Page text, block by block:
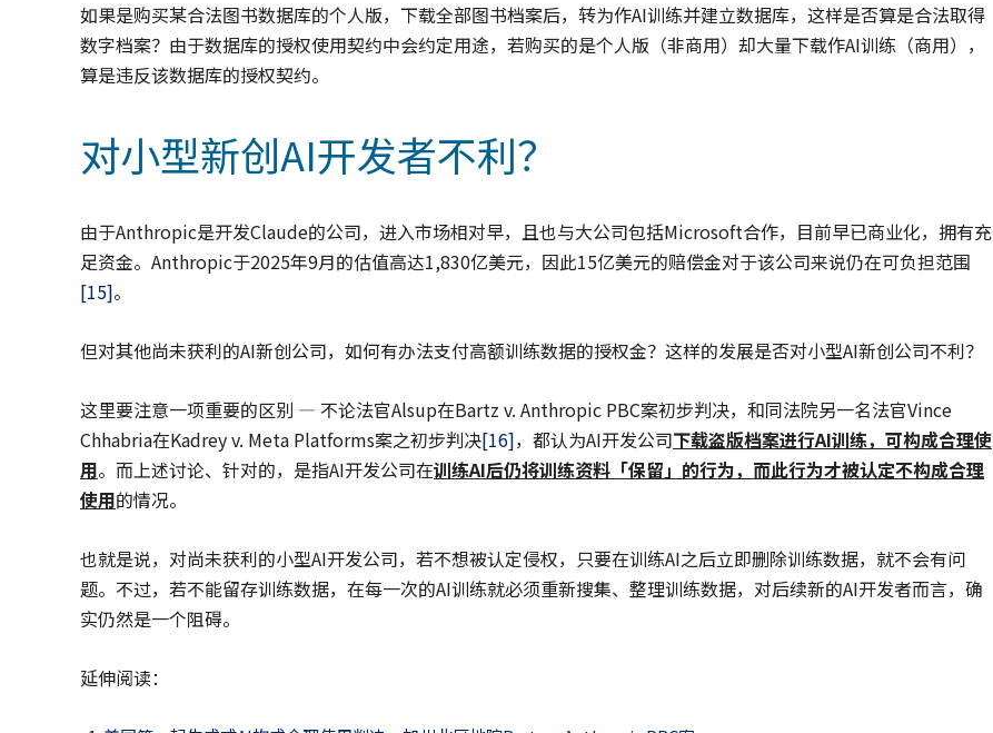
如果是购买某合法图书数据库的个人版，下载全部图书档案后，转为作AI训练并建立数据库，这样是否算是合法取得
数字档案？由于数据库的授权使用契约中会约定用途，若购买的是个人版（非商用）却大量下载作AI训练（商用），
算是违反该数据库的授权契约。
对小型新创AI开发者不利？
由于Anthropic是开发Claude的公司，进入市场相对早，且也与大公司包括Microsoft合作，目前早已商业化，拥有充
足资金。Anthropic于2025年9月的估值高达1,830亿美元，因此15亿美元的赔偿金对于该公司来说仍在可负担范围
[15]。
但对其他尚未获利的AI新创公司，如何有办法支付高额训练数据的授权金？这样的发展是否对小型AI新创公司不利？
这里要注意一项重要的区别 — 不论法官Alsup在Bartz v. Anthropic PBC案初步判决，和同法院另一名法官Vince
Chhabria在Kadrey v. Meta Platforms案之初步判决[16]，都认为AI开发公司下载盗版档案进行AI训练，可构成合理使
用。而上述讨论、针对的，是指AI开发公司在训练AI后仍将训练资料「保留」的行为，而此行为才被认定不构成合理
使用的情况。
也就是说，对尚未获利的小型AI开发公司，若不想被认定侵权，只要在训练AI之后立即删除训练数据，就不会有问
题。不过，若不能留存训练数据，在每一次的AI训练就必须重新搜集、整理训练数据，对后续新的AI开发者而言，确
实仍然是一个阻碍。
延伸阅读：